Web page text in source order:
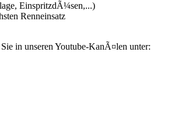
EinspritzdÃ¼sen,...)
Renneinsatz
in unseren Youtube-KanÃ¤len unter: